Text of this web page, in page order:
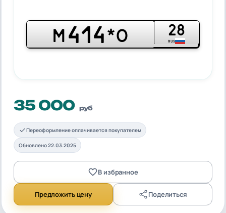
М414*О 28
RUS
35 000 руб
Переоформление оплачивается покупателем
Обновлено 22.03.2025
В избранное
Предложить цену Поделиться